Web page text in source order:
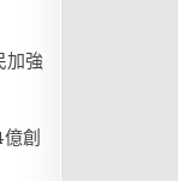
加強
創